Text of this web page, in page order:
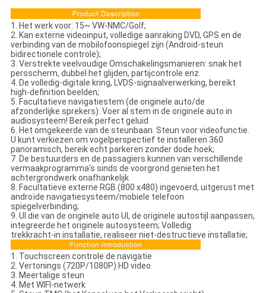
1. Het werk voor: 15~ VW-NMC/Golf;
2. Kan externe videoinput, volledige aanraking DVD, GPS en de
verbinding van de mobilofoonspiegel zijn (Android-steun
bidirectionele controle);
3. Verstrekte veelvoudige Omschakelingsmanieren: snak het
persscherm, dubbel het glijden, partijcontrole enz.
4. De volledig-digitale kring, LVDS-signaalverwerking, bereikt
high-definition beelden;
5. Facultatieve navigatiestem (de originele auto/de
afzonderlijke sprekers). Voer al stem in de originele auto in
audiosysteem! Bereik perfect geluid
6. Het omgekeerde van de steunbaan. Steun voor videofunctie.
U kunt verkiezen om vogelperspectief te installeren 360
panoramisch, bereik echt parkeren zonder dode hoek;
7. De bestuurders en de passagiers kunnen van verschillende
vermaakprogramma's sinds de voorgrond genieten het
achtergrondwerk onafhankelijk
8. Facultatieve externe RGB (800 x480) ingevoerd, uitgerust met
androïde navigatiesysteem/mobiele telefoon
spiegelverbinding;
9. UI die van de originele auto UI, de originele autostijl aanpassen,
integreerde het originele autosysteem; Volledig
trekkracht-in installatie, realiseer niet-destructieve installatie;
1. Touchscreen controle de navigatie
2. Vertonings (720P/1080P) HD video.
3. Meertalige steun
4. Met WIFI-netwerk